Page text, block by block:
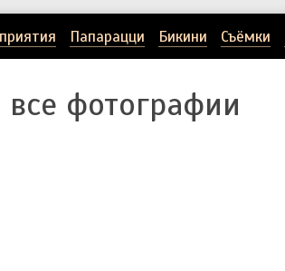
Папарацци Бикини Съёмки
все фотографии